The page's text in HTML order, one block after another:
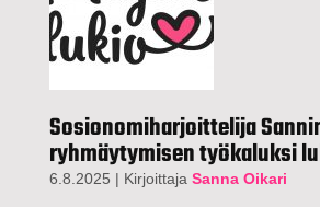
Sosionomiharjoittelija
ryhmäytymisen työkaluksi
6.8.2025 | Kirjoittaja Sanna Oikari